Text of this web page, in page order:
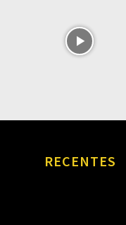
RECENTES